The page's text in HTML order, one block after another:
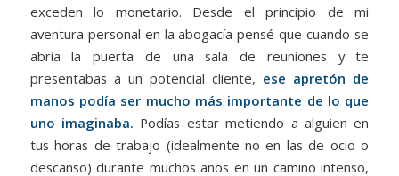
exceden lo monetario. Desde el principio de mi
aventura personal en la abogacía pensé que cuando se
abría la puerta de una sala de reuniones y te
presentabas a un potencial cliente, ese apretón de
manos podía ser mucho más importante de lo que
uno imaginaba. Podías estar metiendo a alguien en
tus horas de trabajo (idealmente no en las de ocio o
descanso) durante muchos años en un camino intenso,